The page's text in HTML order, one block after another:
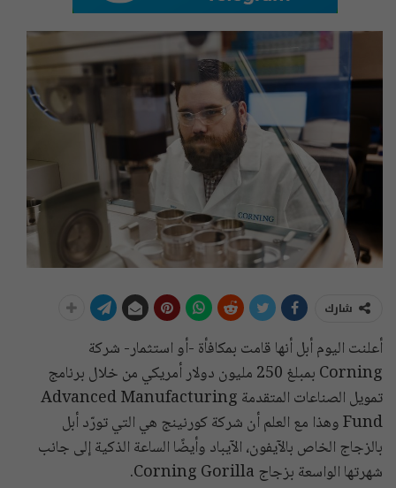
شارك
أعلنت اليوم أبل أنها قامت بمكافأة -أو استثمار- شركة
Corning بمبلغ 250 مليون دولار أمريكي من خلال برنامج
تمويل الصناعات المتقدمة Advanced Manufacturing
Fund وهذا مع العلم أن شركة كورنينج هي التي تورّد أبل
بالزجاج الخاص بالآيفون، الآيباد وأيضًا الساعة الذكية إلى جانب
شهرتها الواسعة بزجاج Corning Gorilla.